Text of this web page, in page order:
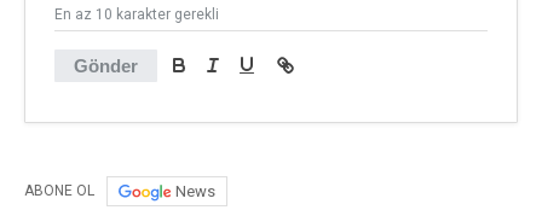
Gönder
En az 10 karakter gerekli
ABONE OL News